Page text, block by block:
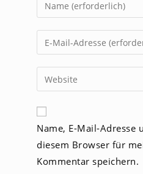
deinen
Namen
oder
zum
Kommentieren
ein
Gib
deine
E-
Mail-
zum
Kommentieren
ein
Gib
deine
Website-
URL
ein
(optional)
Name, E-Mail-Adresse
diesem Browser für
Kommentar speichern.